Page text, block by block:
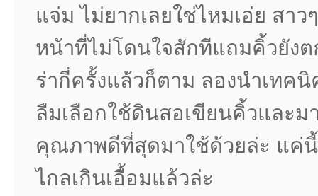
แจ่ม ไม่ยากเลยใช่ไหมเอ่ย สา
หน้าที่ไม่โดนใจสักทีแถมคิ้วยัง
ร่ากี่ครั้งแล้วก็ตาม ลองนำเทค
ลืมเลือกใช้ดินสอเขียนคิ้วและ
คุณภาพดีที่สุดมาใช้ด้วยล่ะ แค่
ไกลเกินเอื้อมแล้วล่ะ